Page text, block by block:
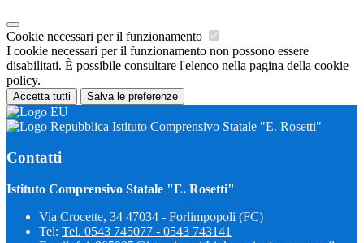
Cookie necessari per il funzionamento
I cookie necessari per il funzionamento non possono essere
disabilitati. È possibile consultare l'elenco nella pagina della cookie
policy.
Accetta tutti Salva le preferenze
Istituto Comprensivo Statale "E. Rosetti"
Contatti
Istituto Comprensivo Statale "E. Rosetti"
Via Crocette, 34 47034 - Forlimpopoli (FC)
Tel: Tel. 0543 745077 - 0543 743141